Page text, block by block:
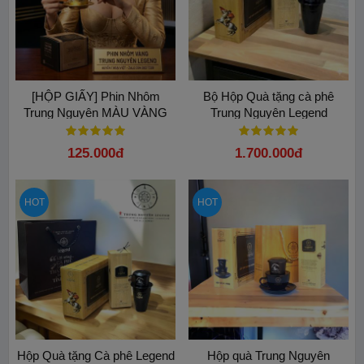
[HỘP GIẤY] Phin Nhôm
Trung Nguyên MÀU VÀNG
cao cấp Hoa Văn
125.000đ
Bộ Hộp Quà tặng cà phê
Trung Nguyên Legend
1.700.000đ
HOT
Hộp Quà tặng Cà phê Legend
HOT
Hộp quà Trung Nguyên